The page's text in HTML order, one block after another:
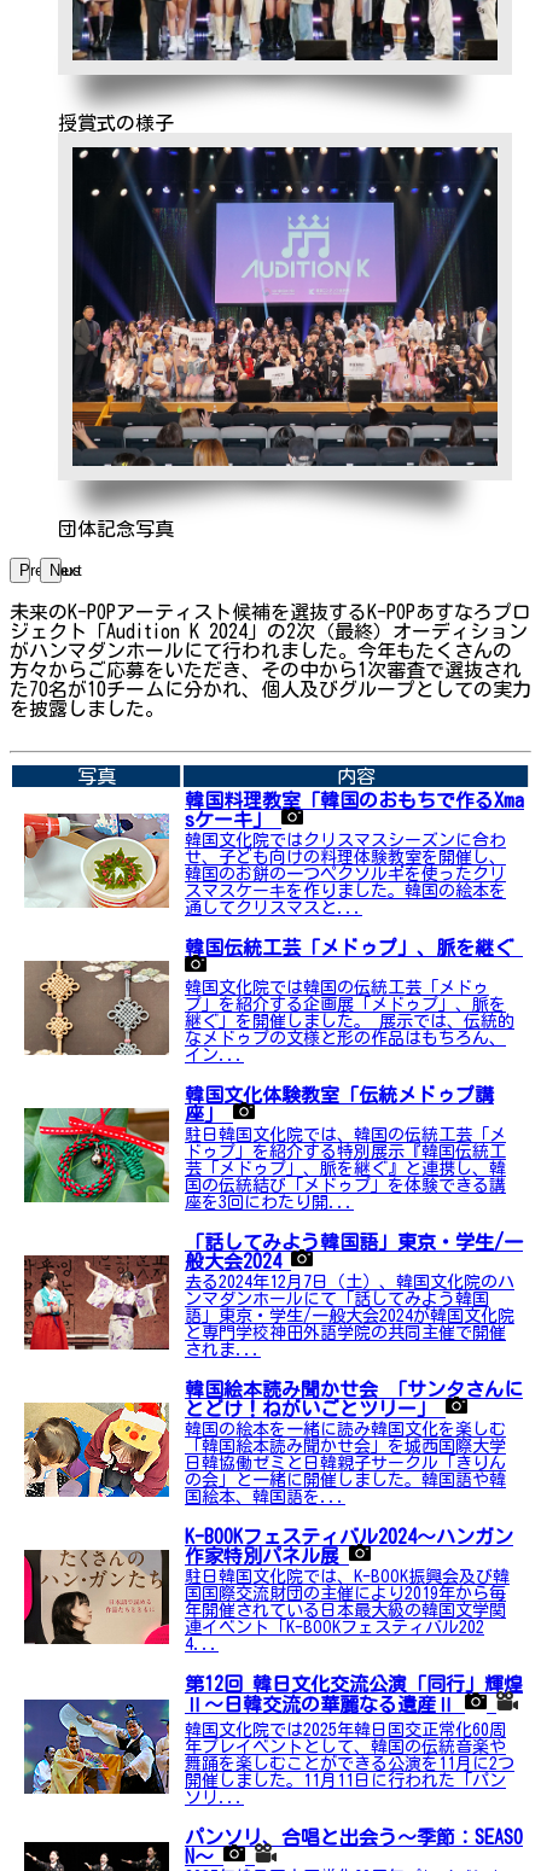
授賞式の様子
団体記念写真
Previous
Next
未来のK-POPアーティスト候補を選抜するK-POPあすなろプロ
ジェクト「Audition K 2024」の2次（最終）オーディション
がハンマダンホールにて行われました。今年もたくさんの
方々からご応募をいただき、その中から1次審査で選抜され
た70名が10チームに分かれ、個人及びグループとしての実力
を披露しました。
写真
内容
韓国料理教室「韓国のおもちで作るXma
sケーキ」
韓国文化院ではクリスマスシーズンに合わ
せ、子ども向けの料理体験教室を開催し、
韓国のお餅の一つペクソルギを使ったクリ
スマスケーキを作りました。韓国の絵本を
通してクリスマスと...
韓国伝統工芸「メドゥプ」、脈を継ぐ
韓国文化院では韓国の伝統工芸「メドゥ
プ」を紹介する企画展「メドゥプ」、脈を
継ぐ」を開催しました。 展示では、伝統的
なメドゥプの文様と形の作品はもちろん、
イン...
韓国文化体験教室「伝統メドゥプ講
座」
駐日韓国文化院では、韓国の伝統工芸「メ
ドゥプ」を紹介する特別展示『韓国伝統工
芸「メドゥプ」、脈を継ぐ』と連携し、韓
国の伝統結び「メドゥプ」を体験できる講
座を3回にわたり開...
「話してみよう韓国語」東京・学生/一
般大会2024
去る2024年12月7日（土）、韓国文化院のハ
ンマダンホールにて「話してみよう韓国
語」東京・学生/一般大会2024が韓国文化院
と専門学校神田外語学院の共同主催で開催
されま...
韓国絵本読み聞かせ会 「サンタさんに
とどけ！ねがいごとツリー」
韓国の絵本を一緒に読み韓国文化を楽しむ
「韓国絵本読み聞かせ会」を城西国際大学
日韓協働ゼミと日韓親子サークル「きりん
の会」と一緒に開催しました。韓国語や韓
国絵本、韓国語を...
K-BOOKフェスティバル2024～ハンガン
作家特別パネル展
駐日韓国文化院では、K-BOOK振興会及び韓
国国際交流財団の主催により2019年から毎
年開催されている日本最大級の韓国文学関
連イベント「K-BOOKフェスティバル202
4...
第12回 韓日文化交流公演「同行」輝煌
Ⅱ～日韓交流の華麗なる遺産Ⅱ
韓国文化院では2025年韓日国交正常化60周
年プレイベントとして、韓国の伝統音楽や
舞踊を楽しむことができる公演を11月に2つ
開催しました。11月11日に行われた「パン
ソリ...
パンソリ、合唱と出会う～季節：SEASO
N～